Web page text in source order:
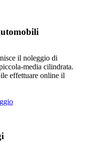
il noleggio di
media cilindrata.
effettuare online il